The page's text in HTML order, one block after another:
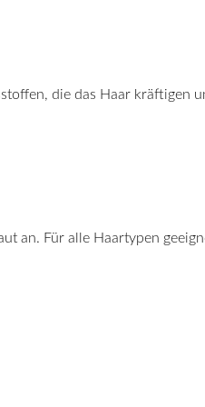
die das Haar kräftigen
an. Für alle Haartypen